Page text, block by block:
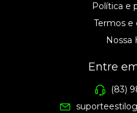
Política e
Termos e
Nossa
Entre
(83)